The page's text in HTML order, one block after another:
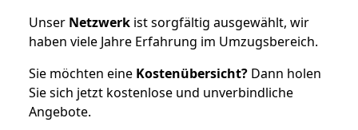
Unser Netzwerk ist sorgfältig ausgewählt, wir
haben viele Jahre Erfahrung im Umzugsbereich.
Sie möchten eine Kostenübersicht? Dann holen
Sie sich jetzt kostenlose und unverbindliche
Angebote.